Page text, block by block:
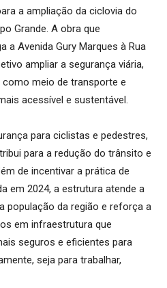
a ampliação da ciclovia do
Grande. A obra que
a Avenida Gury Marques à Rua
ampliar a segurança viária,
meio de transporte e
acessível e sustentável.
para ciclistas e pedestres,
para a redução do trânsito e
de incentivar a prática de
em 2024, a estrutura atende a
população da região e reforça a
em infraestrutura que
seguros e eficientes para
seja para trabalhar,